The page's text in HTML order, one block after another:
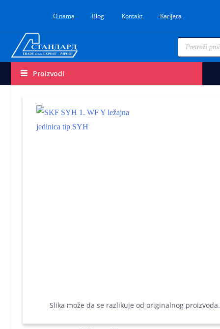
O nama Blog Kontakt Karijera
Proizvodi
Slika može da se razlikuje od originalnog proizvoda.